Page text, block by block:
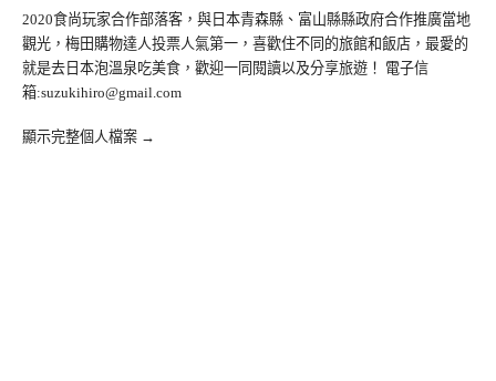
2020食尚玩家合作部落客，與日本青森縣、富山縣縣政府合作推廣當地
觀光，梅田購物達人投票人氣第一，喜歡住不同的旅館和飯店，最愛的
就是去日本泡溫泉吃美食，歡迎一同閱讀以及分享旅遊！ 電子信
箱:suzukihiro@gmail.com
顯示完整個人檔案 →